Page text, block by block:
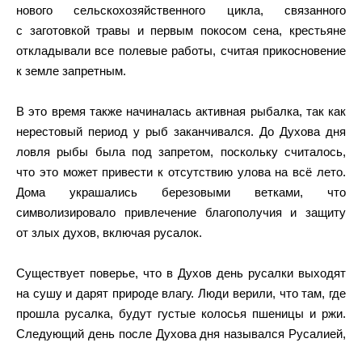
нового сельскохозяйственного цикла, связанного
с заготовкой травы и первым покосом сена, крестьяне
откладывали все полевые работы, считая прикосновение
к земле запретным.
В это время также начиналась активная рыбалка, так как
нерестовый период у рыб заканчивался. До Духова дня
ловля рыбы была под запретом, поскольку считалось,
что это может привести к отсутствию улова на всё лето.
Дома украшались березовыми ветками, что
символизировало привлечение благополучия и защиту
от злых духов, включая русалок.
Существует поверье, что в Духов день русалки выходят
на сушу и дарят природе влагу. Люди верили, что там, где
прошла русалка, будут густые колосья пшеницы и ржи.
Следующий день после Духова дня назывался Русалией,